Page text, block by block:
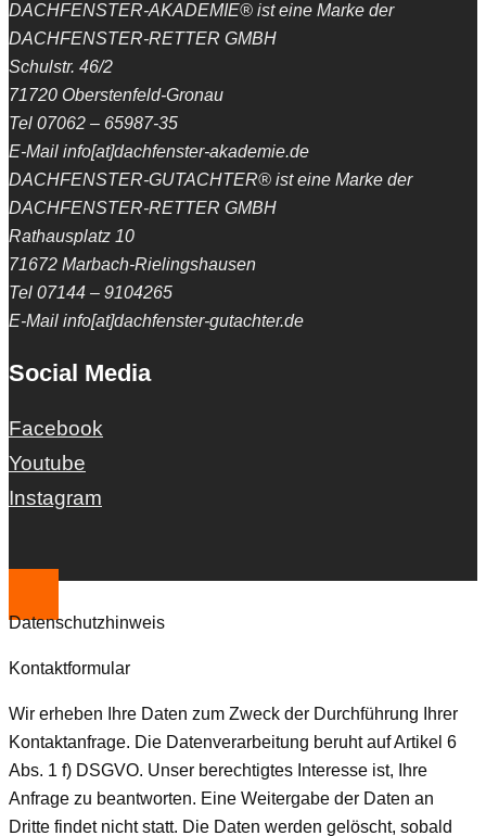
DACHFENSTER-AKADEMIE® ist eine Marke der
DACHFENSTER-RETTER GMBH
Schulstr. 46/2
71720 Oberstenfeld-Gronau
Tel 07062 – 65987-35
E-Mail info[at]dachfenster-akademie.de
DACHFENSTER-GUTACHTER® ist eine Marke der
DACHFENSTER-RETTER GMBH
Rathausplatz 10
71672 Marbach-Rielingshausen
Tel 07144 – 9104265
E-Mail info[at]dachfenster-gutachter.de
Social Media
Facebook
Youtube
Instagram
Datenschutzhinweis
Kontaktformular
Wir erheben Ihre Daten zum Zweck der Durchführung Ihrer
Kontaktanfrage. Die Datenverarbeitung beruht auf Artikel 6
Abs. 1 f) DSGVO. Unser berechtigtes Interesse ist, Ihre
Anfrage zu beantworten. Eine Weitergabe der Daten an
Dritte findet nicht statt. Die Daten werden gelöscht, sobald